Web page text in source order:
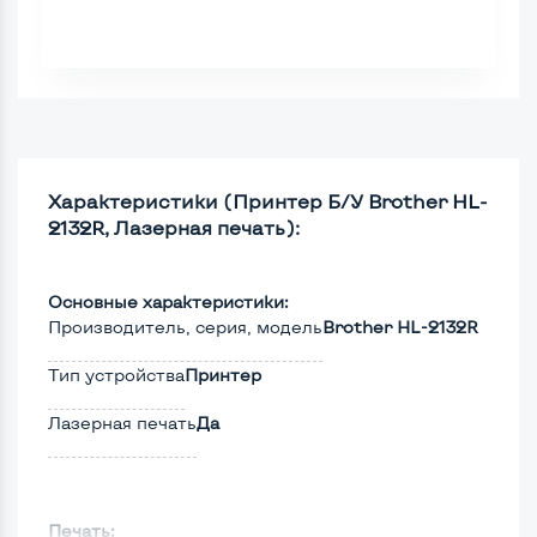
Характеристики (Принтер Б/У Brother HL-
2132R, Лазерная печать):
Основные характеристики:
Производитель, серия, модельBrother HL-2132R
Тип устройстваПринтер
Лазерная печатьДа
Печать: